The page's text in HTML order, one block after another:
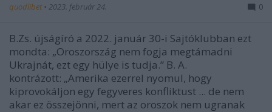
quodlibet • 2023. február 24. 0
B.Zs. újságíró a 2022. január 30-i Sajtóklubban ezt
mondta: „Oroszország nem fogja megtámadni
Ukrajnát, ezt egy hülye is tudja.” B. A.
kontrázott: „Amerika ezerrel nyomul, hogy
kiprovokáljon egy fegyveres konfliktust ... de nem
akar ez összejönni, mert az oroszok nem ugranak